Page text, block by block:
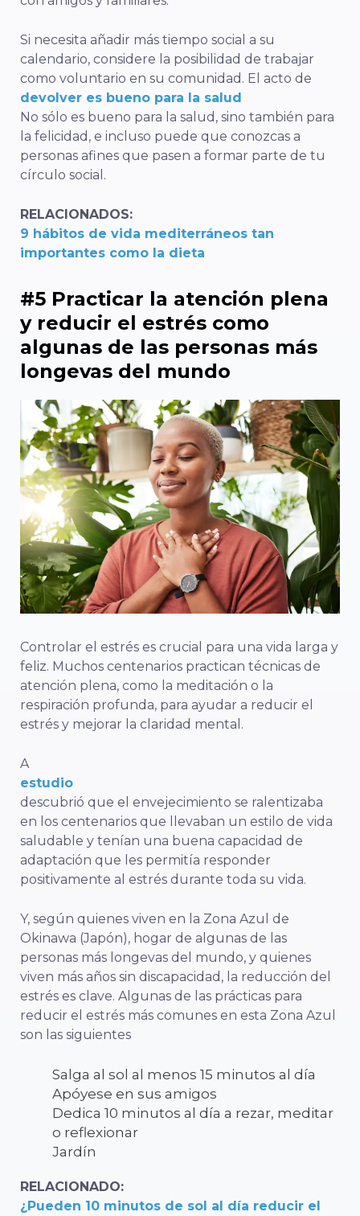
Si necesita añadir más tiempo social a su
calendario, considere la posibilidad de trabajar
como voluntario en su comunidad. El acto de
devolver es bueno para la salud
No sólo es bueno para la salud, sino también para
la felicidad, e incluso puede que conozcas a
personas afines que pasen a formar parte de tu
círculo social.
RELACIONADOS:
9 hábitos de vida mediterráneos tan
importantes como la dieta
#5 Practicar la atención plena
y reducir el estrés como
algunas de las personas más
longevas del mundo
Controlar el estrés es crucial para una vida larga y
feliz. Muchos centenarios practican técnicas de
atención plena, como la meditación o la
respiración profunda, para ayudar a reducir el
estrés y mejorar la claridad mental.
A
estudio
descubrió que el envejecimiento se ralentizaba
en los centenarios que llevaban un estilo de vida
saludable y tenían una buena capacidad de
adaptación que les permitía responder
positivamente al estrés durante toda su vida.
Y, según quienes viven en la Zona Azul de
Okinawa (Japón), hogar de algunas de las
personas más longevas del mundo, y quienes
viven más años sin discapacidad, la reducción del
estrés es clave. Algunas de las prácticas para
reducir el estrés más comunes en esta Zona Azul
son las siguientes
Salga al sol al menos 15 minutos al día
Apóyese en sus amigos
Dedica 10 minutos al día a rezar, meditar
o reflexionar
Jardín
RELACIONADO:
¿Pueden 10 minutos de sol al día reducir el